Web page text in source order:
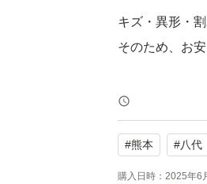
キズ・異形・
そのため、お
発送中により
４kgと記載し
送いたします。
#熊本 #八代
購入日時： 2025年6